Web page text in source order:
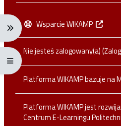
Rozwiń menu nawigacji: Ctrl + Alt + →
Rozwiń menu pełnoekranowe: Ctrl +
Wsparcie WIKAMP
Nie jesteś zalogowany(a) (
Platforma WIKAMP bazuje na
Platforma WIKAMP jest
Centrum E-Learningu